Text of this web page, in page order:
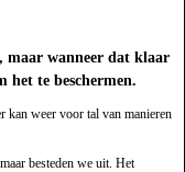
maar wanneer dat klaar
het te beschermen.
kan weer voor tal van manieren
besteden we uit. Het